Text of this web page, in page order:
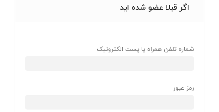
اگر قبلا عضو شده اید
شماره تلفن همراه یا پست الکترونیک
رمز عبور